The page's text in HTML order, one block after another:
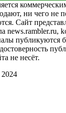
ни чего не
Сайт
news.rambler.ru,
публикуются
не несёт.